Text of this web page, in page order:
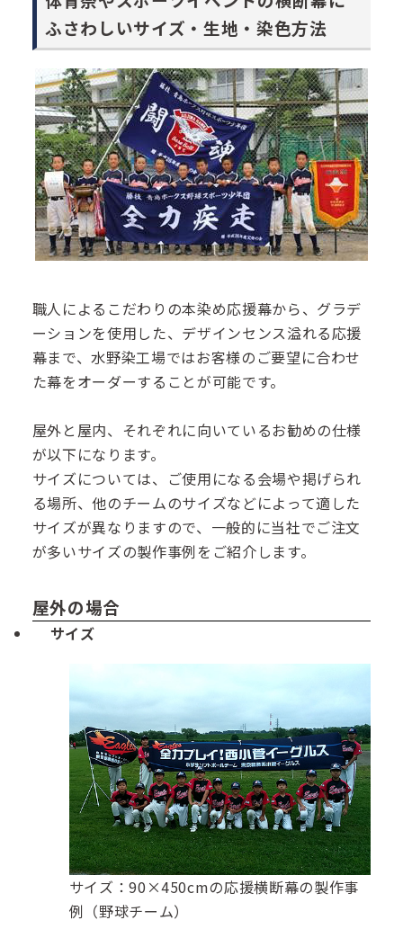
ふさわしいサイズ・生地・染色方法
職人によるこだわりの本染め応援幕から、グラデ
ーションを使用した、デザインセンス溢れる応援
幕まで、水野染工場ではお客様のご要望に合わせ
た幕をオーダーすることが可能です。
屋外と屋内、それぞれに向いているお勧めの仕様
が以下になります。
サイズについては、ご使用になる会場や掲げられ
る場所、他のチームのサイズなどによって適した
サイズが異なりますので、一般的に当社でご注文
が多いサイズの製作事例をご紹介します。
屋外の場合
サイズ
サイズ：90×450cmの応援横断幕の製作事
例（野球チーム）